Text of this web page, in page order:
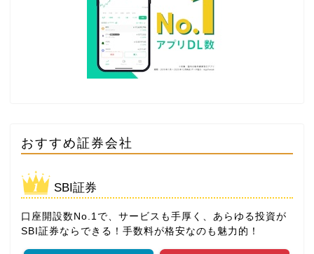
おすすめ証券会社
SBI証券
口座開設数No.1で、サービスも手厚く、あらゆる投資が
SBI証券ならできる！手数料が格安なのも魅力的！